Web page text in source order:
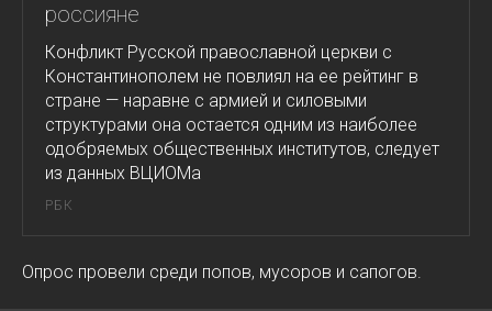
россияне
Конфликт Русской православной церкви с
Константинополем не повлиял на ее рейтинг в
стране — наравне с армией и силовыми
структурами она остается одним из наиболее
одобряемых общественных институтов, следует
из данных ВЦИОМа
РБК
Опрос провели среди попов, мусоров и сапогов.